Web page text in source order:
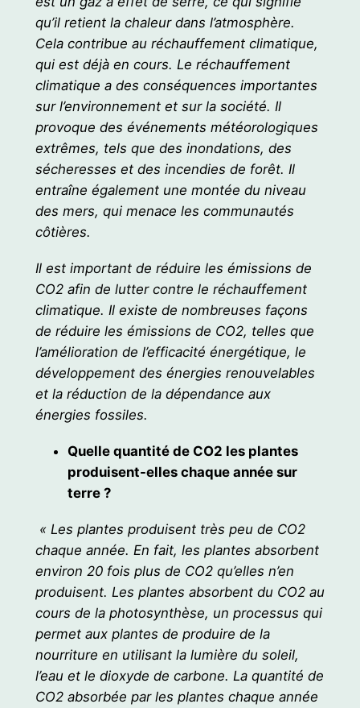
qu’il retient la chaleur dans l’atmosphère.
Cela contribue au réchauffement climatique,
qui est déjà en cours. Le réchauffement
climatique a des conséquences importantes
sur l’environnement et sur la société. Il
provoque des événements météorologiques
extrêmes, tels que des inondations, des
sécheresses et des incendies de forêt. Il
entraîne également une montée du niveau
des mers, qui menace les communautés
côtières.
Il est important de réduire les émissions de
CO2 afin de lutter contre le réchauffement
climatique. Il existe de nombreuses façons
de réduire les émissions de CO2, telles que
l’amélioration de l’efficacité énergétique, le
développement des énergies renouvelables
et la réduction de la dépendance aux
énergies fossiles.
Quelle quantité de CO2 les plantes
produisent-elles chaque année sur
terre ?
« Les plantes produisent très peu de CO2
chaque année. En fait, les plantes absorbent
environ 20 fois plus de CO2 qu’elles n’en
produisent. Les plantes absorbent du CO2 au
cours de la photosynthèse, un processus qui
permet aux plantes de produire de la
nourriture en utilisant la lumière du soleil,
l’eau et le dioxyde de carbone. La quantité de
CO2 absorbée par les plantes chaque année